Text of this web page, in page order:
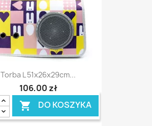
Torba L 51x26x29cm...
106,00 zł
 DO KOSZYKA